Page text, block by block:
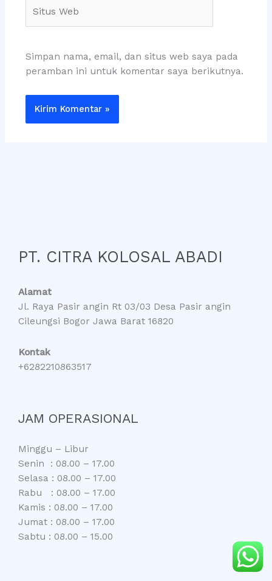
Web
Simpan nama, email, dan situs web saya pada
peramban ini untuk komentar saya berikutnya.
PT. CITRA KOLOSAL ABADI
Alamat
Jl. Raya Pasir angin Rt 03/03 Desa Pasir angin
Cileungsi Bogor Jawa Barat 16820
Kontak
+6282210863517
JAM OPERASIONAL
Minggu – Libur
Senin : 08.00 – 17.00
Selasa : 08.00 – 17.00
Rabu : 08.00 – 17.00
Kamis : 08.00 – 17.00
Jumat : 08.00 – 17.00
Sabtu : 08.00 – 15.00